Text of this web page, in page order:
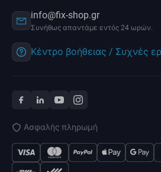
info@fix-shop.gr
Συνήθως απαντάμε εντός 24 ωρών.
Κέντρο βοήθειας / Συχνές
Ασφαλής πληρωμή